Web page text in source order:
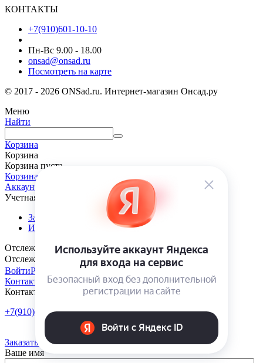
КОНТАКТЫ
+7(910)601-10-10
Пн-Вс 9.00 - 18.00
onsad@onsad.ru
Посмотреть на карте
© 2017 - 2026 ONSad.ru. Интернет-магазин Онсад.ру
Меню
Найти
Корзина
Корзина
Корзина пуста
Корзина
Аккаунт
Учетная запись
Заказы
Избранные товары
Отслеживание заказа
Отслеживание заказа
ВойтиРегистрация
Контакты
Контакты
+7(910)601-10-10 Пн-Пт: 9:00-18:00
Заказать обратный звонок
Ваше имя